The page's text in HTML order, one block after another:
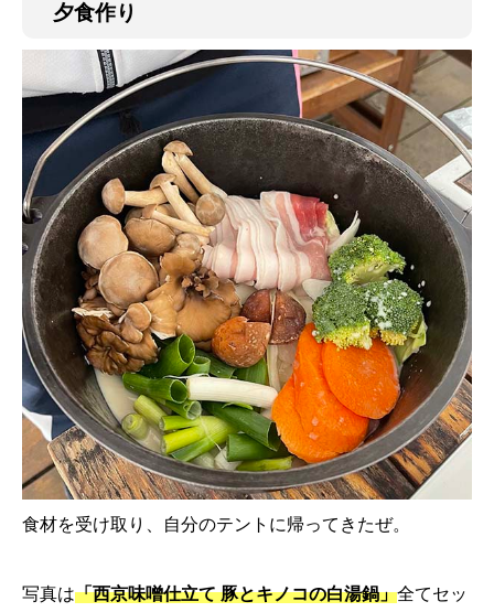
夕食作り
食材を受け取り、自分のテントに帰ってきたぜ。
写真は「西京味噌仕立て 豚とキノコの白湯鍋」全てセッ